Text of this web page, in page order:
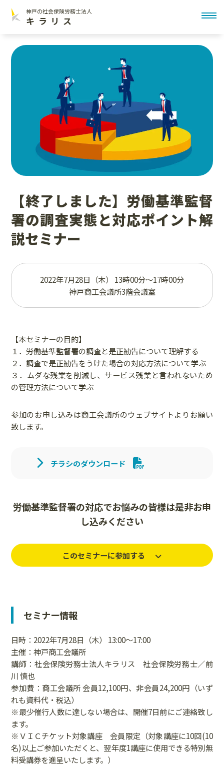
神戸の社会保険労務士法人
キラリス
【終了しました】労働基準監督
署の調査実態と対応ポイント解
説セミナー
2022年7月28日（木） 13時00分～17時00分
神戸商工会議所3階会議室
【本セミナーの目的】
１．労働基準監督署の調査と是正勧告について理解する
２．調査で是正勧告をうけた場合の対応方法について学ぶ
３．ムダな残業を削減し、サービス残業と言われないため
の管理方法について学ぶ
参加のお申し込みは商工会議所のウェブサイトよりお願い
致します。
チラシのダウンロード
労働基準監督署の対応でお悩みの皆様は是非お申
し込みください
このセミナーに参加する
セミナー情報
日時：2022年7月28日（木） 13:00～17:00
主催：神戸商工会議所
講師：社会保険労務士法人キラリス 社会保険労務士／前
川 慎也
参加費：商工会議所 会員12,100円、非会員24,200円（いず
れも資料代・税込）
※最少催行人数に達しない場合は、開催7日前にご連絡致し
ます。
※ＶＩＣチケット対象講座 会員限定（対象講座に10回(10
名)以上ご参加いただくと、翌年度1講座に使用できる特別無
料受講券を進呈いたします。）